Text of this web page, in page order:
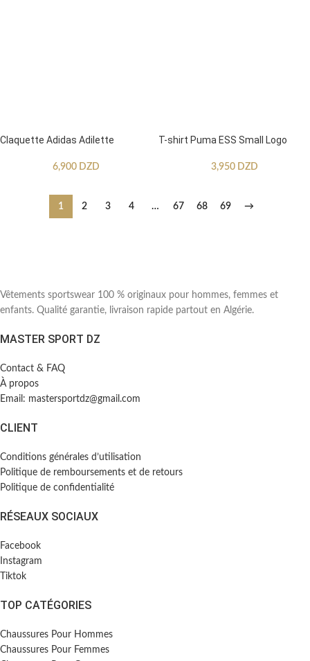
Claquette Adidas Adilette
6,900 DZD
T-shirt Puma ESS Small Logo
3,950 DZD
1 2 3 4 … 67 68 69 →
Vêtements sportswear 100 % originaux pour hommes, femmes et
enfants. Qualité garantie, livraison rapide partout en Algérie.
MASTER SPORT DZ
Contact & FAQ
À propos
Email: mastersportdz@gmail.com
CLIENT
Conditions générales d’utilisation
Politique de remboursements et de retours
Politique de confidentialité
RÉSEAUX SOCIAUX
Facebook
Instagram
Tiktok
TOP CATÉGORIES
Chaussures Pour Hommes
Chaussures Pour Femmes